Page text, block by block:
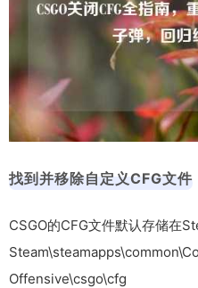
找到并移除自定义CFG文件
CSGO的CFG文件默认存储在
Offensive\csgo\cfg